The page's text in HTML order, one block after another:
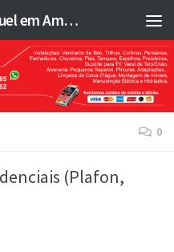
Jean Fabio - Marido de Aluguel em Americana SP e região - JFMA
0
(Plafon,